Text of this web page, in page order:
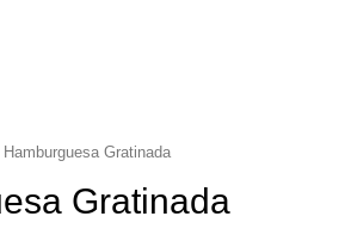
Hamburguesa Gratinada
Gratinada